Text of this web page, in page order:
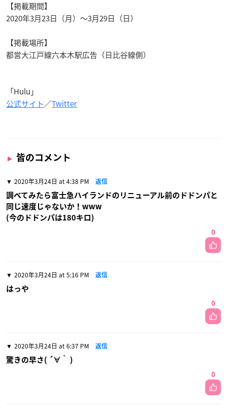
【掲載期間】
2020年3月23日（月）～3月29日（日）
【掲載場所】
都営大江戸線六本木駅広告（日比谷線側）
「Hulu」
公式サイト／Twitter
皆のコメント
2020年3月24日 at 4:38 PM 返信
調べてみたら富士急ハイランドのリニューアル前のドドンパと
同じ速度じゃないか！www
(今のドドンパは180キロ)
0
2020年3月24日 at 5:16 PM 返信
はっや
0
2020年3月24日 at 6:37 PM 返信
驚きの早さ( ´∀｀ )
0